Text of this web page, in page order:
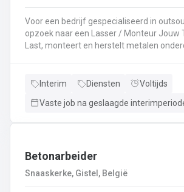
Voor een bedrijf gespecialiseerd in
opzoek naar een Lasser / Monteur Jouw Takenpakket:
Last, monteert en herstelt metalen
gemakBepaalt en past de juiste
kwaliteitsgericht volgens
Interim Diensten
Voltijds
Vaste job na geslaagde
Betonarbeider
Snaaskerke, Gistel, België